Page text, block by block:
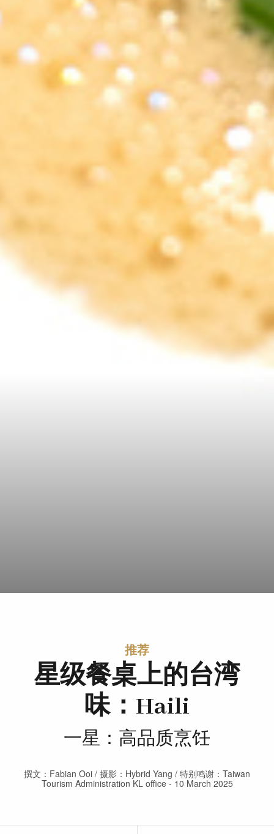
推荐
星级餐桌上的台湾
味：Haili
一星：高品质烹饪
撰文：Fabian Ooi / 摄影：Hybrid Yang / 特别鸣谢：Taiwan
Tourism Administration KL office - 10 March 2025